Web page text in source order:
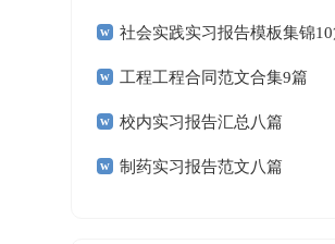
社会实践实习报告模板集锦10
工程工程合同范文合集9篇
校内实习报告汇总八篇
制药实习报告范文八篇